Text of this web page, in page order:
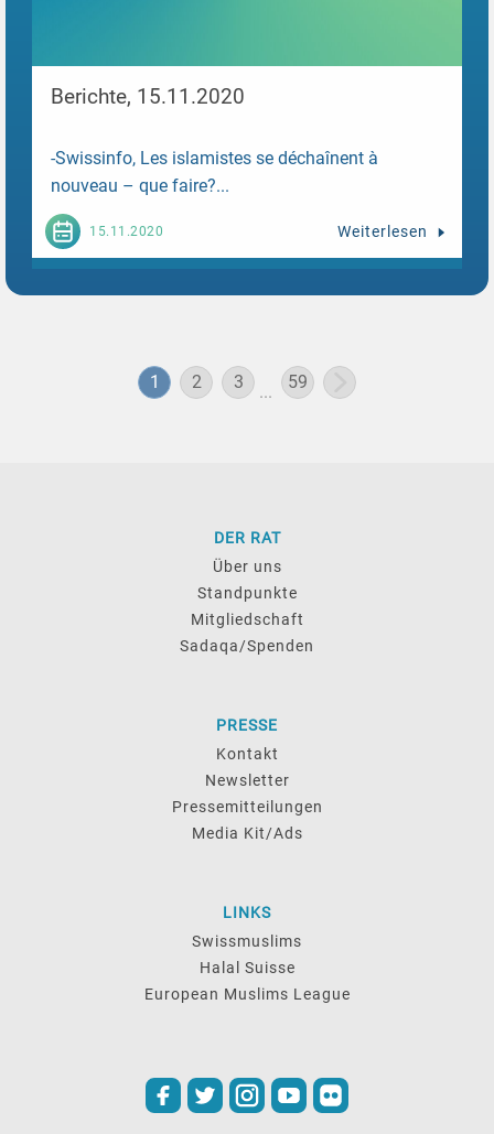
Berichte, 15.11.2020
-Swissinfo, Les islamistes se déchaînent à
nouveau – que faire?...
15.11.2020 Weiterlesen
1 2 3 ... 59
DER RAT
Über uns
Standpunkte
Mitgliedschaft
Sadaqa/Spenden
PRESSE
Kontakt
Newsletter
Pressemitteilungen
Media Kit/Ads
LINKS
Swissmuslims
Halal Suisse
European Muslims League